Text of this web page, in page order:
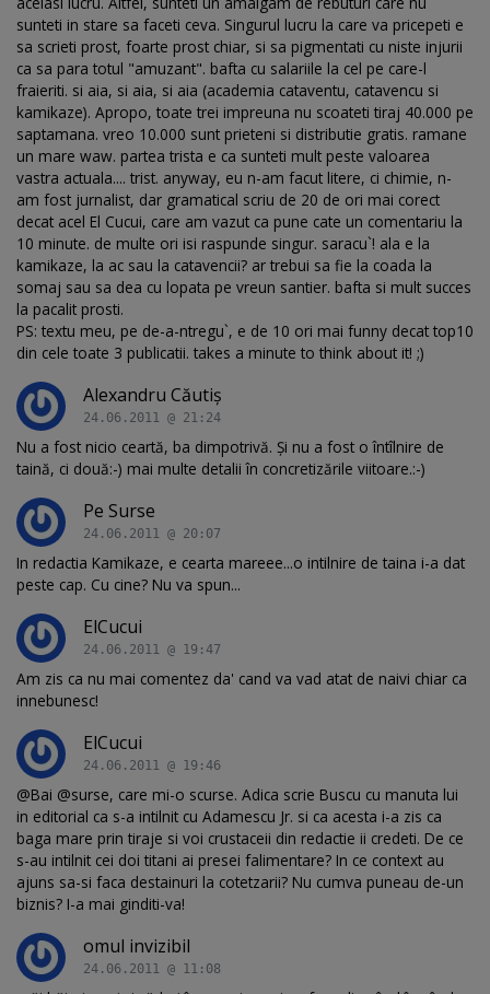
sunteti in stare sa faceti ceva. Singurul lucru la care va pricepeti e
sa scrieti prost, foarte prost chiar, si sa pigmentati cu niste injurii
ca sa para totul "amuzant". bafta cu salariile la cel pe care-l
fraieriti. si aia, si aia, si aia (academia cataventu, catavencu si
kamikaze). Apropo, toate trei impreuna nu scoateti tiraj 40.000 pe
saptamana. vreo 10.000 sunt prieteni si distributie gratis. ramane
un mare waw. partea trista e ca sunteti mult peste valoarea
vastra actuala.... trist. anyway, eu n-am facut litere, ci chimie, n-
am fost jurnalist, dar gramatical scriu de 20 de ori mai corect
decat acel El Cucui, care am vazut ca pune cate un comentariu la
10 minute. de multe ori isi raspunde singur. saracu`! ala e la
kamikaze, la ac sau la catavencii? ar trebui sa fie la coada la
somaj sau sa dea cu lopata pe vreun santier. bafta si mult succes
la pacalit prosti.
PS: textu meu, pe de-a-ntregu`, e de 10 ori mai funny decat top10
din cele toate 3 publicatii. takes a minute to think about it! ;)
Alexandru Căutiș
24.06.2011 @ 21:24
Nu a fost nicio ceartă, ba dimpotrivă. Și nu a fost o întîlnire de
taină, ci două:-) mai multe detalii în concretizările viitoare.:-)
Pe Surse
24.06.2011 @ 20:07
In redactia Kamikaze, e cearta mareee...o intilnire de taina i-a dat
peste cap. Cu cine? Nu va spun...
ElCucui
24.06.2011 @ 19:47
Am zis ca nu mai comentez da' cand va vad atat de naivi chiar ca
innebunesc!
ElCucui
24.06.2011 @ 19:46
@Bai @surse, care mi-o scurse. Adica scrie Buscu cu manuta lui
in editorial ca s-a intilnit cu Adamescu Jr. si ca acesta i-a zis ca
baga mare prin tiraje si voi crustaceii din redactie ii credeti. De ce
s-au intilnit cei doi titani ai presei falimentare? In ce context au
ajuns sa-si faca destainuri la cotetzarii? Nu cumva puneau de-un
biznis? I-a mai ginditi-va!
omul invizibil
24.06.2011 @ 11:08